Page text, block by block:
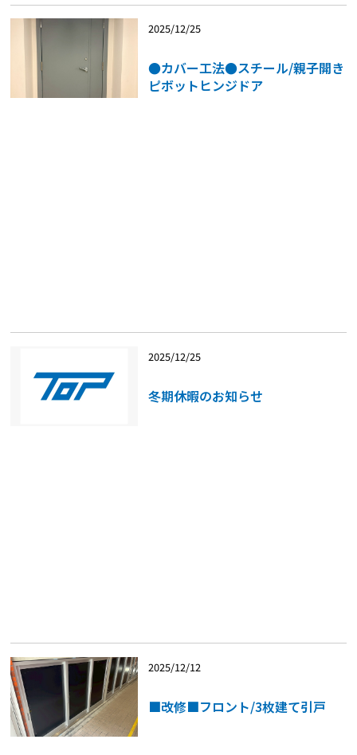
2025/12/25
●カバー工法●スチール/親子開き
ピボットヒンジドア
2025/12/25
冬期休暇のお知らせ
2025/12/12
■改修■フロント/3枚建て引戸